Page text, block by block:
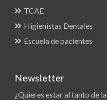
TCAE
Higienistas Dentales
Escuela de pacientes
Newsletter
¿Quieres estar al tanto de